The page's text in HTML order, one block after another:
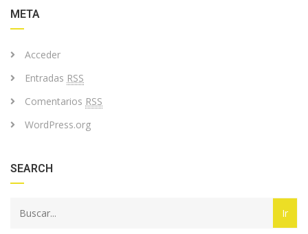
META
Acceder
Entradas RSS
Comentarios RSS
WordPress.org
SEARCH